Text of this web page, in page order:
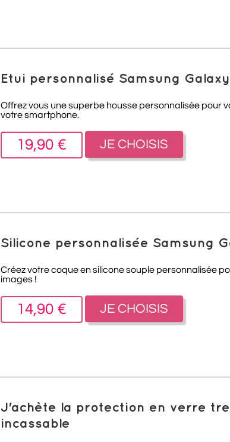
Etui personnalisé Samsung
Offrez vous une superbe housse personnalisée pour
votre smartphone.
19,90 € JE CHOISIS
Silicone personnalisée Samsung
Créez votre coque en silicone souple personnalisée
images !
14,90 € JE CHOISIS
J'achète la protection en verre
incassable